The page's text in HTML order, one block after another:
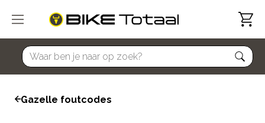
home
Gazelle foutcodes